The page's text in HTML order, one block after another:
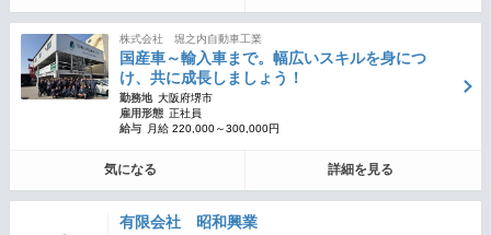
株式会社 堀之内自動車工業
国産車～輸入車まで。幅広いスキルを身につ
け、共に成長しましょう！
勤務地 大阪府堺市
雇用形態 正社員
給与
月給 220,000～300,000円
気になる 詳細を見る
有限会社 昭和興業